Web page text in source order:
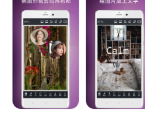
色，风格，字体，并可自己
加注释，或形成图文并茂的图
2.给图片添加基本形状，能
制基本的绘画。
3.使用选择(矩形，套索, 魔
操作的区域，然后对该区域